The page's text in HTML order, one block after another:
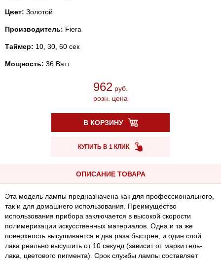
Цвет: Золотой
Производитель: Fiera
Таймер: 10, 30, 60 сек
Мощность: 36 Ватт
962 руб.
розн. цена
В КОРЗИНУ
КУПИТЬ В 1 КЛИК
ОПИСАНИЕ ТОВАРА
Эта модель лампы предназначена как для профессионального,
так и для домашнего использования. Преимущество
использования прибора заключается в высокой скорости
полимеризации искусственных материалов. Одна и та же
поверхность высушивается в два раза быстрее, и один слой
лака реально высушить от 10 секунд (зависит от марки гель-
лака, цветового пигмента). Срок службы лампы составляет